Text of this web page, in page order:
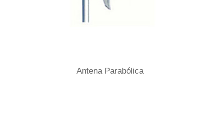
Antena Parabólica